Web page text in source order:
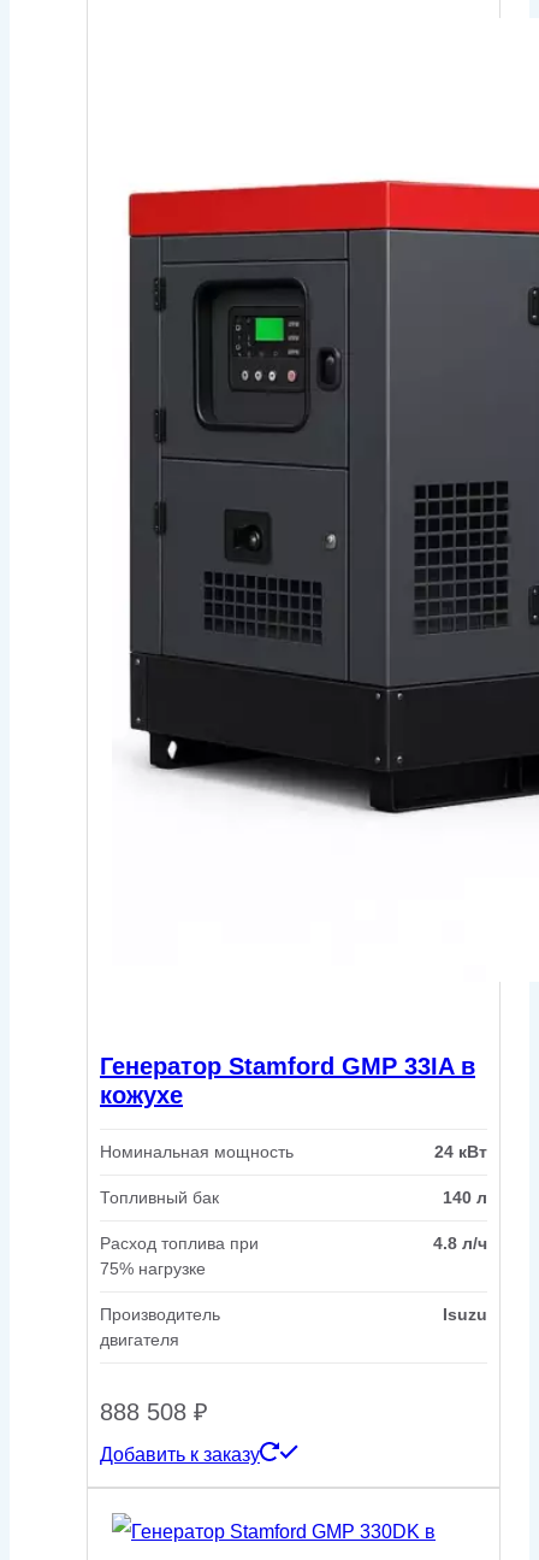
Генератор Stamford GMP 33IA в
кожухе
Номинальная мощность 24 кВт
Топливный бак 140 л
Расход топлива при
75% нагрузке
4.8 л/ч
Производитель
двигателя
Isuzu
888 508 ₽
Добавить к заказу